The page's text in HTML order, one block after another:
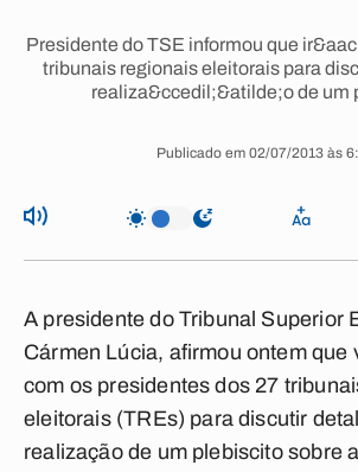
Presidente do TSE informou que
tribunais regionais eleitorais para
realiza&ccedil;&atilde;o de um
Publicado em 02/07/2013 às
A presidente do Tribunal Superior
Cármen Lúcia, afirmou ontem que
com os presidentes dos 27
eleitorais (TREs) para discutir
realização de um plebiscito sobre